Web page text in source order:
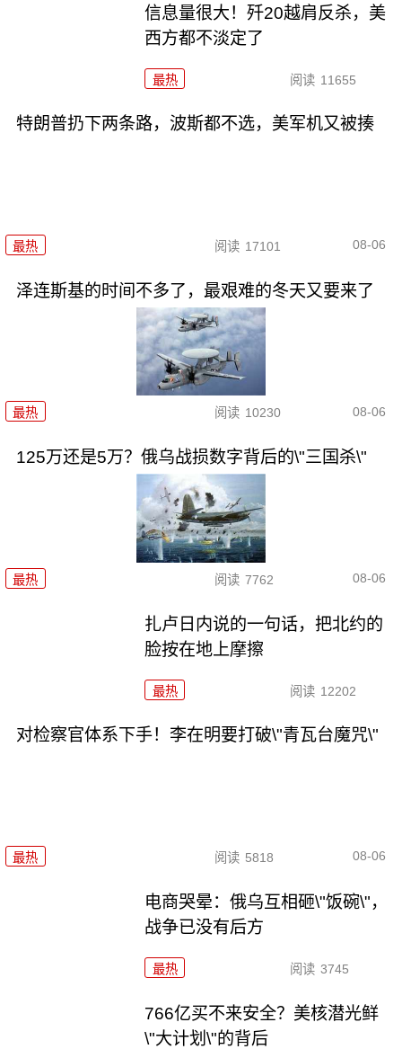
信息量很大！歼20越肩反杀，美
西方都不淡定了
最热 阅读 11655
特朗普扔下两条路，波斯都不选，美军机又被揍
最热 阅读 17101 08-06
泽连斯基的时间不多了，最艰难的冬天又要来了
最热 阅读 10230 08-06
125万还是5万？俄乌战损数字背后的\"三国杀\"
最热 阅读 7762 08-06
扎卢日内说的一句话，把北约的
脸按在地上摩擦
最热 阅读 12202
对检察官体系下手！李在明要打破\"青瓦台魔咒\"
最热 阅读 5818 08-06
电商哭晕：俄乌互相砸\"饭碗\"，
战争已没有后方
最热 阅读 3745
766亿买不来安全？美核潜光鲜
\"大计划\"的背后